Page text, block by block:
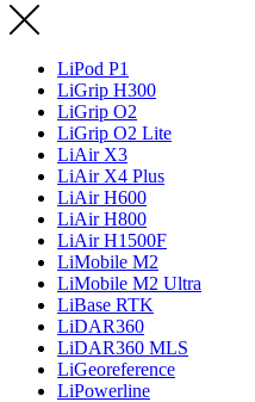
LiPod P1
LiGrip H300
LiGrip O2
LiGrip O2 Lite
LiAir X3
LiAir X4 Plus
LiAir H600
LiAir H800
LiAir H1500F
LiMobile M2
LiMobile M2 Ultra
LiBase RTK
LiDAR360
LiDAR360 MLS
LiGeoreference
LiPowerline